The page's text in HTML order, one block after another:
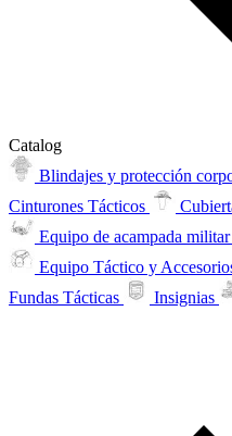
Catalog
Blindajes y protección
Cinturones Tácticos
Equipo de acampada militar
Equipo Táctico y
Fundas Tácticas
Insignias